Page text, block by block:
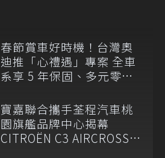
春節賞車好時機！台灣奧
迪推「心禮遇」專案 全車
系享 5 年保固、多元零利
寶嘉聯合攜手荃程汽車桃
園旗艦品牌中心揭幕
CITROËN C3 AIRCROSS